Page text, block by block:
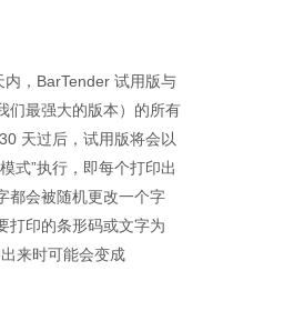
，BarTender 试用版与
们最强大的版本）的所有
天过后，试用版将会以
式”执行，即每个打印出
都会被随机更改一个字
打印的条形码或文字为
来时可能会变成